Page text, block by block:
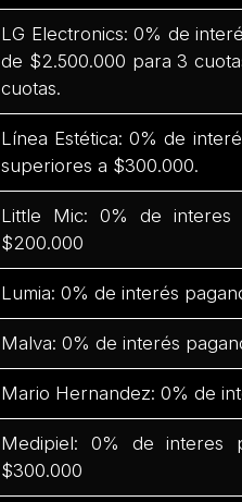
LG Electronics: 0% de
de $2.500.000 para 3
cuotas.
Línea Estética: 0% de
superiores a $300.000.
Little Mic: 0% de interes
$200.000
Lumia: 0% de interés
Malva: 0% de interés
Mario Hernandez: 0% de
Medipiel: 0% de interes
$300.000